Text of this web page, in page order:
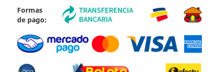
Formas
de pago: